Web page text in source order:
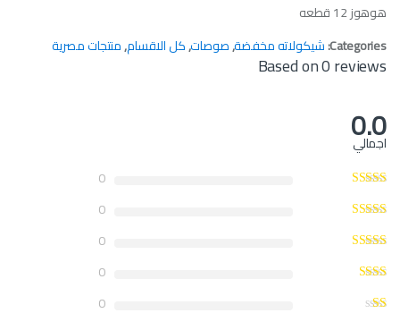
هوهوز 12 قطعه
Categories: شيكولاته مخفضة,صوصات,كل الاقسام,منتجات مصرية
Based on 0 reviews
0.0
اجمالي
0
0
0
0
0